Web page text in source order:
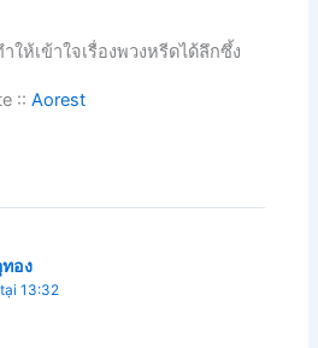
ให้เข้าใจเรื่องพวงหรีดได้ลึกซึ้ง
::Aorest
อง
13:32